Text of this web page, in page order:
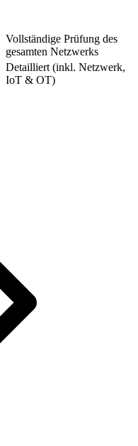
Vollständige Prüfung des
gesamten Netzwerks
Detailliert (inkl. Netzwerk,
IoT & OT)